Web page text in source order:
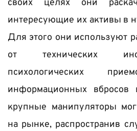
своих целях они
интересующие их активы в
Для этого они используют
от технических
психологических
информационных
крупные манипуляторы
на рынке, распространив